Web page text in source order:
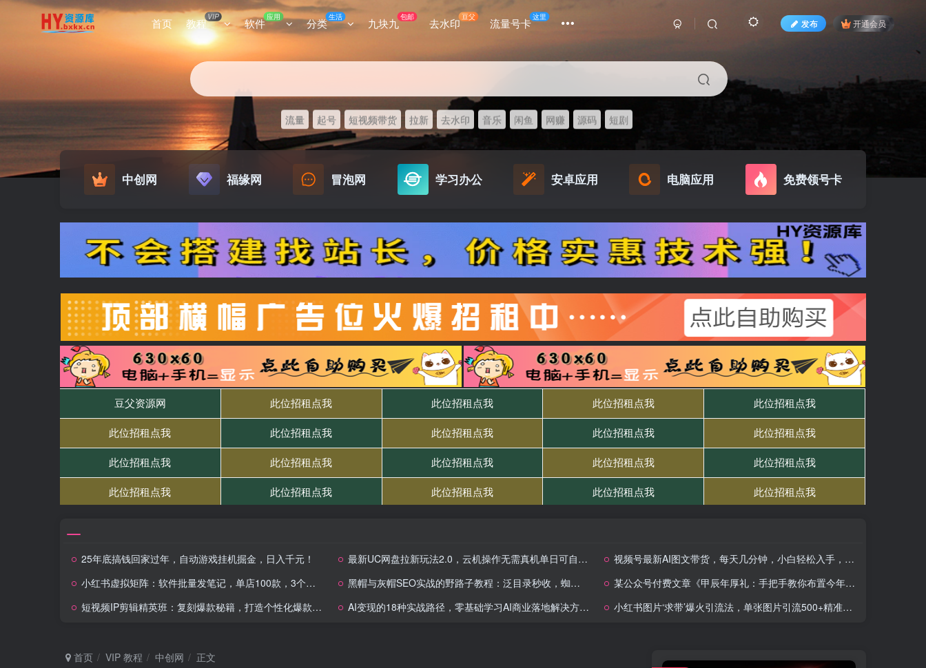
首页 教程VIP 软件 应用 分类生活 九块九包邮 去水印豆父 流量号卡这里
发布 开通会员
流量 起号 短视频带货 拉新 去水印 音乐 闲鱼 网赚 源码 短剧
中创网 福缘网 冒泡网 学习办公 安卓应用 电脑应用 免费领号卡
25年底搞钱回家过年，自动游戏挂机掘金，日入千元！ 最新UC网盘拉新玩法2.0，云机操作无需真机单日可自撸3张
视频号最新AI图文带货，每天几分钟，小白轻松入手，日入2000+
小红书虚拟矩阵：软件批量发笔记，单店100款，3个店同时操作（共71节）
黑帽与灰帽SEO实战的野路子教程：泛目录秒收，蜘蛛池搭桥，霸屏截流，7天抢占首页暴利词
某公众号付费文章《甲辰年厚礼：手把手教你布置今年的家居风水》
短视频IP剪辑精英班：复刻爆款秘籍，打造个性化爆款 实现短视频变现
AI变现的18种实战路径，零基础学习AI商业落地解决方案，实现AI技术的被动收入转化 小红书图片‘求带’爆火引流法，单张图片引流500+精准创业粉
首页 VIP 教程 中创网 正文